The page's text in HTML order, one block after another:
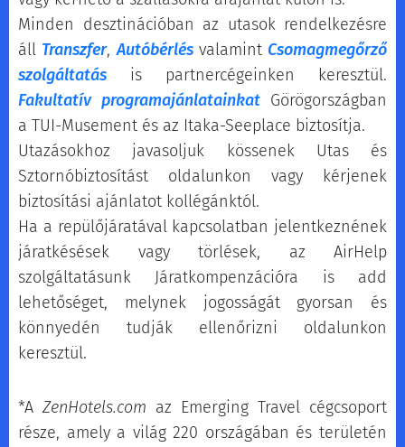
Minden desztinációban az utasok rendelkezésre
áll Transzfer,Autóbérlésvalamint Csomagmegőrző
szolgáltatás is partnercégeinken keresztül.
Fakultatív programajánlatainkatGörögországban
a TUI-Musement és az Itaka-Seeplace biztosítja.
Utazásokhoz javasoljuk kössenek Utas és
Sztornóbiztosítást oldalunkon vagy kérjenek
biztosítási ajánlatot kollégánktól.
Ha a repülőjáratával kapcsolatban jelentkeznének
járatkésések vagy törlések, az AirHelp
szolgáltatásunk Járatkompenzációra is add
lehetőséget, melynek jogosságát gyorsan és
könnyedén tudják ellenőrizni oldalunkon
keresztül.
*A ZenHotels.com az Emerging Travel cégcsoport
része, amely a világ 220 országában és területén